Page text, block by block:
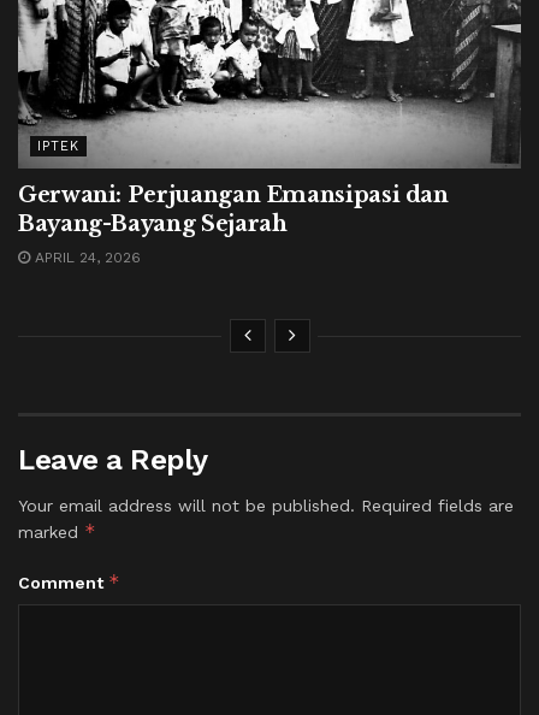
IPTEK
Gerwani: Perjuangan Emansipasi dan
Bayang-Bayang Sejarah
APRIL 24, 2026
Leave a Reply
Your email address will not be published. Required fields are
marked *
Comment *